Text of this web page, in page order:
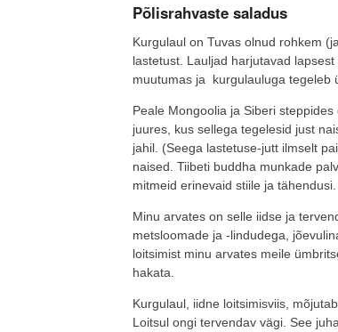
Põlisrahvaste saladus
Kurgulaul on Tuvas olnud rohkem
lastetust. Lauljad harjutavad
muutumas ja kurgulauluga tegeleb
Peale Mongoolia ja Siberi
juures, kus sellega tegelesid just
jahil. (Seega lastetuse-jutt ilmselt
naised. Tiibeti buddha munkade
mitmeid erinevaid stiile ja tähendusi.
Minu arvates on selle iidse ja
metsloomade ja -lindudega,
loitsimist minu arvates meile
hakata.
Kurgulaul, iidne loitsimisviis,
Loitsul ongi tervendav vägi. See